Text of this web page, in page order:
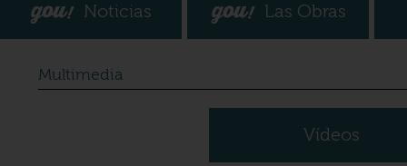
Noticias Las Obras
Multimedia
Vídeos